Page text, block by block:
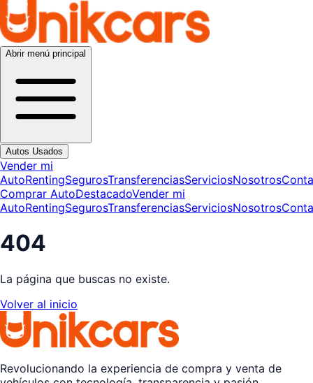
Abrir menú principal
Autos Usados
Vender mi
AutoRentingSegurosTransferenciasServiciosNosotros
Comprar AutoDestacadoVender mi
AutoRentingSegurosTransferenciasServiciosNosotros
404
La página que buscas no existe.
Volver al inicio
Revolucionando la experiencia de compra y venta de